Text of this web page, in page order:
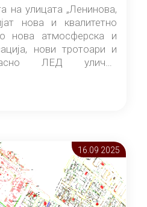
на улицата „Ленинова,
нова и квалитетно
нова атмосферска и
нови тротоари и
ЛЕД улично
16.09 2025